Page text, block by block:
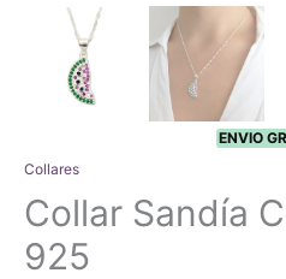
ENVIO
Collares
Collar Sandía
925